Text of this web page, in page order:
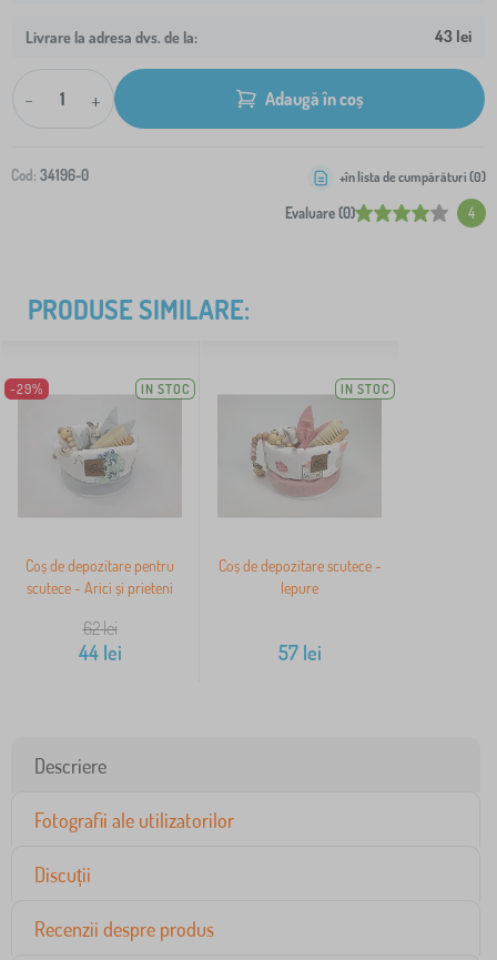
Livrare la adresa dvs. de la: 43 lei
- + Adaugă în coș
Cod: 34196-0
Evaluare (0) 4
+în lista de cumpărături (0)
PRODUSE SIMILARE:
-29% IN STOC
Coș de depozitare pentru
scutece - Arici și prieteni
62lei
44lei
IN STOC
Coș de depozitare scutece -
Iepure
57lei
Descriere
Fotografii ale utilizatorilor
Discuții
Recenzii despre produs